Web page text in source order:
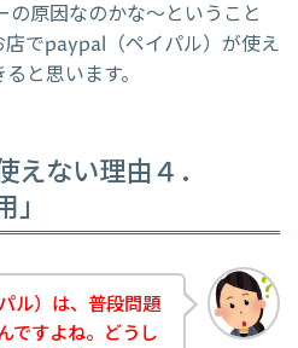
原因なのかな～ということ
でpaypal（ペイパル）が使え
と思います。
ない理由４．
ル）は、普段問題
ですよね。どうし